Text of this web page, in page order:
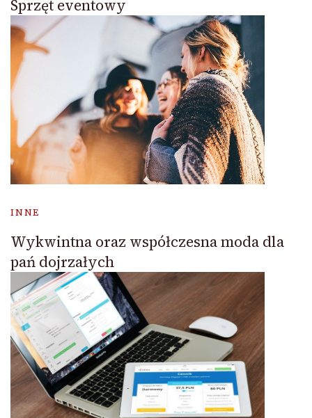
Sprzęt eventowy
INNE
Wykwintna oraz współczesna moda dla
pań dojrzałych